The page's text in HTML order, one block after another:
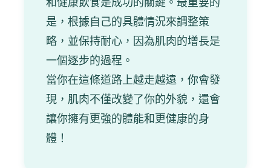
和健康飲食是成功的關鍵。最重要的
是，根據自己的具體情況來調整策
略，並保持耐心，因為肌肉的增長是
一個逐步的過程。
當你在這條道路上越走越遠，你會發
現，肌肉不僅改變了你的外貌，還會
讓你擁有更強的體能和更健康的身